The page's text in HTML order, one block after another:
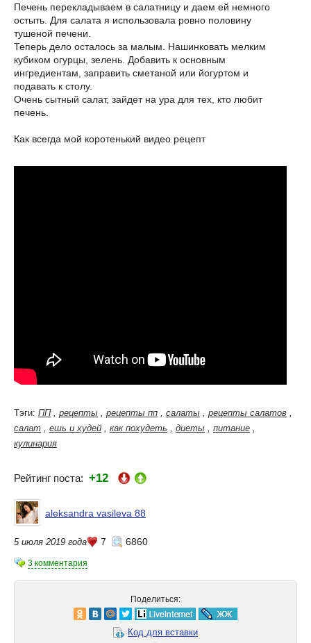
Печень перекладываем в салатницу и даем ей немного
остыть. Для салата я использовала ровно половину
тушеной печени.
Теперь дело осталось за малым. Нашинковать мелким
кубиком огурцы, зелень. Добавить к основным
ингредиентам, заправить сметаной или йогуртом и
подавать к столу.
Очень сытный салат, зайдет на ура для тех, кто любит
печень.
Как всегда мой коротенький видео рецепт
Тэги: ПП, рецепты , рецепты пп , салаты , рецепты салатов ,
салат , ешь и худей , как похудеть , диеты , питание ,
кулинария
Рейтинг поста: +12
aleksandra vasileva 88
5 июля 2019 года 7 6860
3 комментария
Поделиться:
Код для вставки